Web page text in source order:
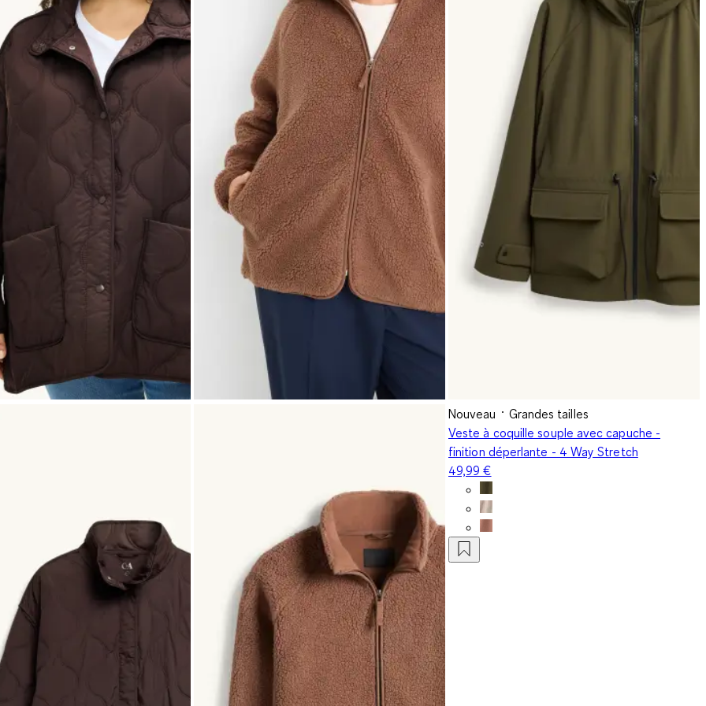
Nouveau
Grandes tailles
Veste à coquille souple avec capuche -
finition déperlante - 4 Way Stretch
49,99 €